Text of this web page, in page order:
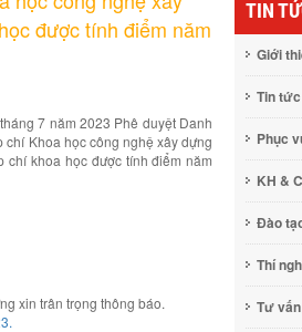
được tính điểm năm
7 năm 2023 Phê duyệt Danh
chí Khoa học công nghệ xây dựng
khoa học được tính điểm năm
xin trân trọng thông báo.
TIN
Giới
Tin tức
Phục
KH &
Đào
Thí
Tư vấn